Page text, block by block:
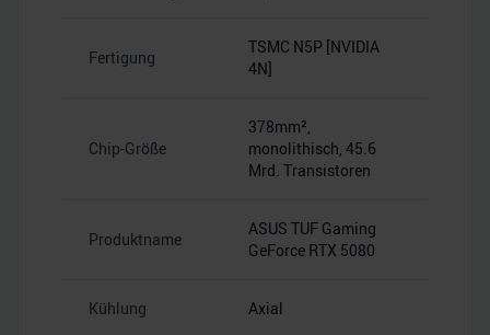
Fertigung
TSMC N5P [NVIDIA
4N]
Chip-Größe
378mm²,
monolithisch, 45.6
Mrd. Transistoren
Produktname
ASUS TUF Gaming
GeForce RTX 5080
Kühlung Axial